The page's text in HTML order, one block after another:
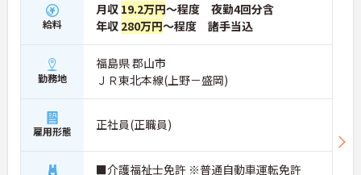
給料
月収 19.2万円～程度 夜勤4回分含
年収 280万円～程度 諸手当込
勤務地
福島県 郡山市
ＪＲ東北本線(上野－盛岡)
雇用形態 正社員(正職員)
■介護福祉士免許 ※普通自動車運転免許